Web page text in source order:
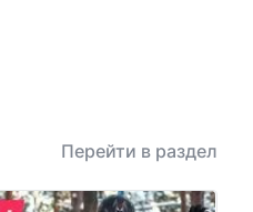
Перейти в раздел